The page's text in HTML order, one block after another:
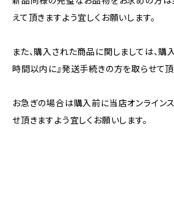
えて頂きますよう宜しくお願いします。
また、購入された商品に関しましては、購
時間以内に』発送手続きの方を取らせて頂
お急ぎの場合は購入前に当店オンライン
せ頂きますよう宜しくお願いします。